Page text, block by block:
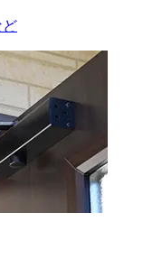
ど